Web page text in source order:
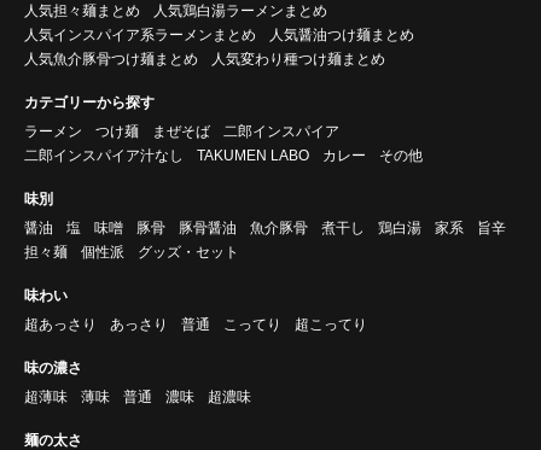
人気担々麺まとめ
人気鶏白湯ラーメンまとめ
人気インスパイア系ラーメンまとめ
人気醤油つけ麺まとめ
人気魚介豚骨つけ麺まとめ
人気変わり種つけ麺まとめ
カテゴリーから探す
ラーメン
つけ麺 まぜそば
二郎インスパイア
二郎インスパイア汁なし
TAKUMEN LABO カレー その他
味別
醤油
塩 味噌 豚骨 豚骨醤油 魚介豚骨 煮干し 鶏白湯 家系
旨辛
担々麺
個性派 グッズ・セット
味わい
超あっさり
あっさり 普通 こってり 超こってり
味の濃さ
超薄味
薄味 普通 濃味 超濃味
麺の太さ